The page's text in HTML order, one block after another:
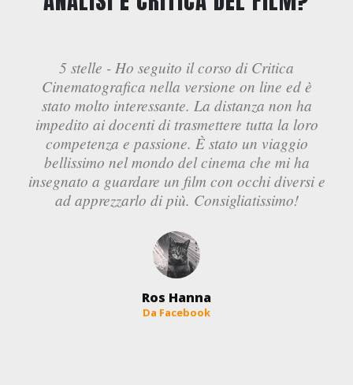
5 stelle - Ho seguito il corso di Critica
Cinematografica nella versione on line ed è
stato molto interessante. La distanza non ha
impedito ai docenti di trasmettere tutta la loro
competenza e passione. È stato un viaggio
bellissimo nel mondo del cinema che mi ha
insegnato a guardare un film con occhi diversi e
ad apprezzarlo di più. Consigliatissimo!
Ros Hanna
Da Facebook